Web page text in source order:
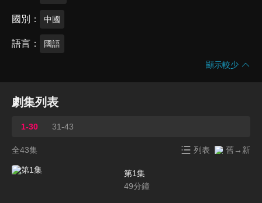
國別 中國
語言 國語
顯示較少
劇集列表
1-30 31-43
全43集 列表 舊→新
第1集
49分鐘